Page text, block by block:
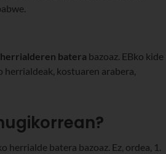
batera bazoaz. EBko kide
kostuaren arabera,
batera bazoaz. Ez, ordea, 1.